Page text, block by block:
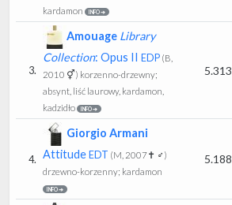
kardamon
INFO ➔
3.
Amouage Library
Collection: Opus II EDP (B,
2010 ⚥) korzenno-drzewny;
absynt, liść laurowy, kardamon,
kadzidło
INFO ➔
5.313
4.
Giorgio Armani
Attitude EDT (M, 2007✝ ♂)
drzewno-korzenny; kardamon
INFO ➔
5.188